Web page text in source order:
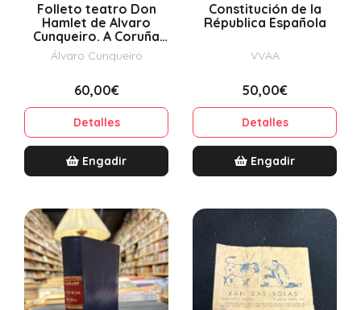
Folleto teatro Don
Hamlet de Alvaro
Cunqueiro. A Coruña
1960
Álvaro Cunqueiro
60,00€
Detalles
Engadir
Constitución de la
Républica Española
VVAA
50,00€
Detalles
Engadir